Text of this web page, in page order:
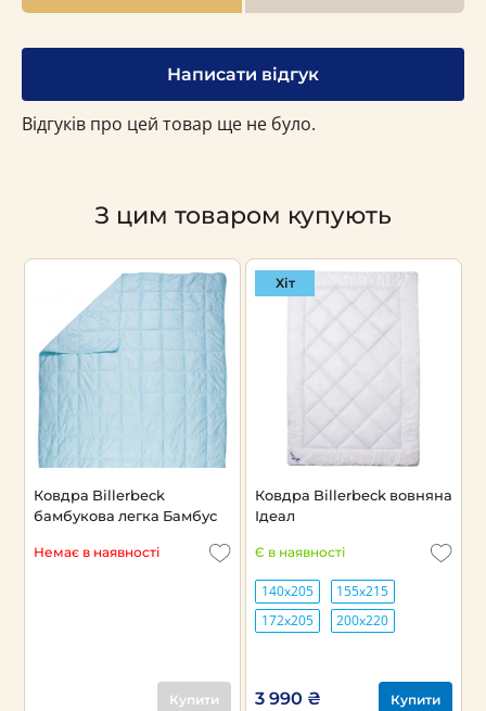
Написати відгук
Відгуків про цей товар ще не було.
З цим товаром купують
Ковдра Billerbeck
бамбукова легка Бамбус
Немає в наявності
Купити
Хіт
Ковдра Billerbeck вовняна
Ідеал
Є в наявності
140х205
155х215
172х205
200х220
3 990 ₴ Купити